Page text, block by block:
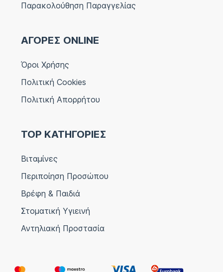
Παρακολούθηση Παραγγελίας
ΑΓΟΡΕΣ ONLINE
Όροι Χρήσης
Πολιτική Cookies
Πολιτική Απορρήτου
TOP ΚΑΤΗΓΟΡΙΕΣ
Βιταμίνες
Περιποίηση Προσώπου
Βρέφη & Παιδιά
Στοματική Υγιεινή
Αντηλιακή Προστασία